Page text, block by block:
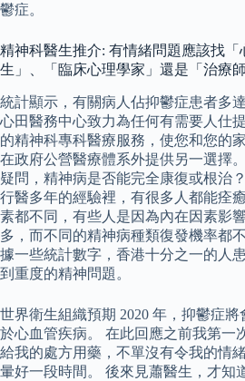
鬱症。
精神科醫生推介: 有情緒問題應該找
生」、「臨床心理學家」還是「治療
統計顯示，有關病人佔抑鬱症患者多
心田醫務中心致力為任何有需要人仕
的精神科專科醫療服務，使您和您的
在政府公營醫療體系外提供另一選擇
疑問，精神病是否能完全康復或根治
行醫多年的經驗裡，有很多人都能痊
素都不同，有些人是因為內在因素影
多，而不同的精神病種類復發機率都
據一些統計數字，香港十分之一的人
到重度的精神問題。
世界衛生組織預期 2020 年，抑鬱症
於心血管疾病。 在此回應之前我第一
給我的處方用藥，不單沒有令我的情
暈好一段時間。 後來見蕭醫生，才知